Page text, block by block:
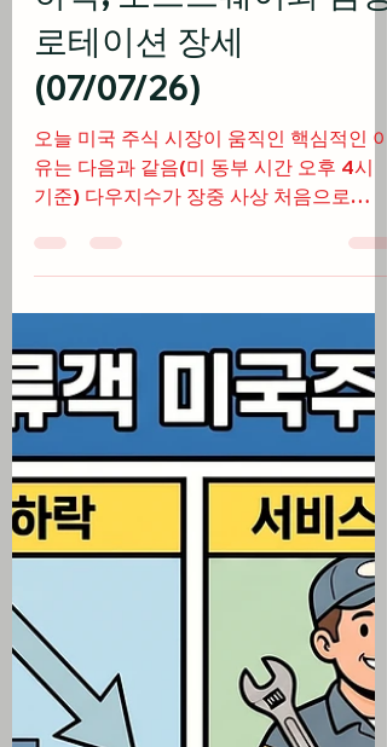
베가스풍류객
7월 8일
6분 분량
미국 주식
국제 유가 급등과 반도체
하락, 소프트웨어와 금융
로테이션 장세
(07/07/26)
오늘 미국 주식 시장이 움직인 핵심적인 이
유는 다음과 같음(미 동부 시간 오후 4시
기준) 다우지수가 장중 사상 처음으로
동조하며 3대 지수 모두 동반 하락 마감 삼
성전자의 역대급 실적 전망에도 불구하고
차익 실현이 쏟아지며 마이크론, 램리서치
등 글로벌 반도체 주식 동반 약세 미국의 이
란 원유 판매 면허 취소 및 호르무즈 해협
상선 공격 소식에 WTI 원유 5% 이상 급등
하며 인플레이션 공포 재점화 기술주에서
빠져나온 자금이 금융, 보험, 소프트웨어 등
소외 섹터로 맹렬히 향하는 뚜렷한 섹터 로
테이션 진행 나스닥 100 지수에 신규 편입